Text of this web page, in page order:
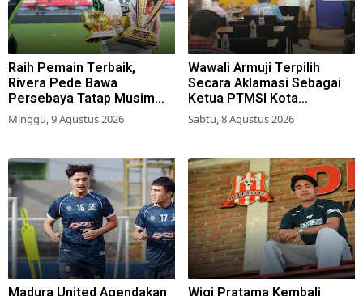
Raih Pemain Terbaik,
Rivera Pede Bawa
Persebaya Tatap Musim
2026-2027
Minggu, 9 Agustus 2026
Wawali Armuji Terpilih
Secara Aklamasi Sebagai
Ketua PTMSI Kota
Surabaya
Sabtu, 8 Agustus 2026